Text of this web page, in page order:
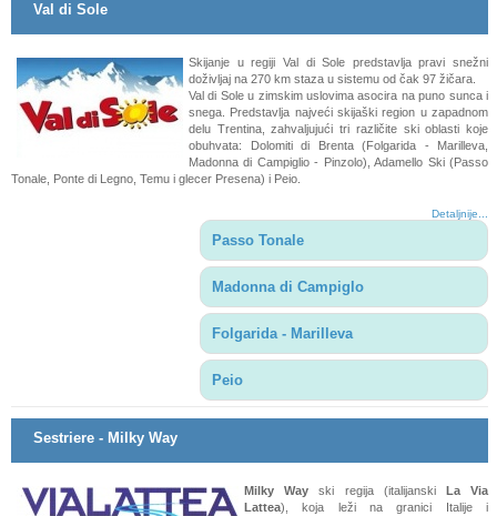
Val di Sole
Skijanje u regiji Val di Sole predstavlja pravi snežni
doživljaj na 270 km staza u sistemu od čak 97 žičara.
Val di Sole u zimskim uslovima asocira na puno sunca i
snega. Predstavlja najveći skijaški region u zapadnom
delu Trentina, zahvaljujući tri različite ski oblasti koje
obuhvata: Dolomiti di Brenta (Folgarida - Marilleva,
Madonna di Campiglio - Pinzolo), Adamello Ski (Passo
Tonale, Ponte di Legno, Temu i glecer Presena) i Peio.
Detaljnije...
Passo Tonale
Madonna di Campiglo
Folgarida - Marilleva
Peio
Sestriere - Milky Way
Milky Way ski regija (italijanski La Via
Lattea), koja leži na granici Italije i